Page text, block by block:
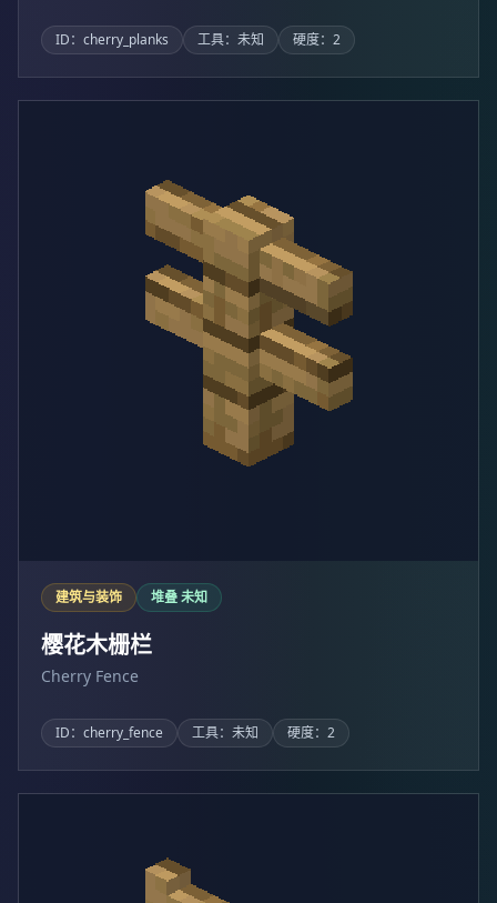
ID：cherry_planks 工具：未知 硬度：2
建筑与装饰 堆叠 未知
樱花木栅栏
Cherry Fence
ID：cherry_fence 工具：未知 硬度：2